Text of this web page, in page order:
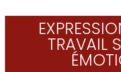
TRAVAIL